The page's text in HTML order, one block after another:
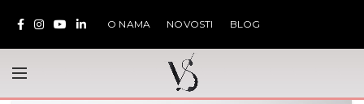
O NAMA NOVOSTI BLOG